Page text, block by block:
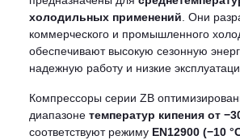
холодильных применений . Они
коммерческого и промышленного
обеспечивают высокую сезонную
надежную работу и низкие
Компрессоры серии ZB
диапазоне температур кипения от
соответствуют режиму EN12900 (−10